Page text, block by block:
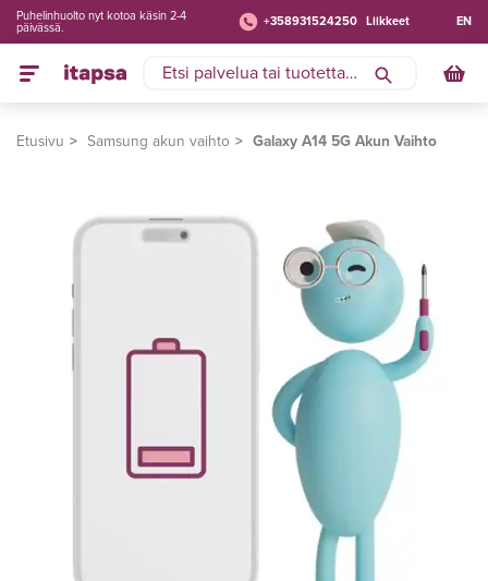
+358931524250 Liikkeet
Puhelinhuolto nyt kotoa käsin 2-4
päivässä.
EN
Etusivu Samsung akun vaihto Galaxy A14 5G Akun Vaihto